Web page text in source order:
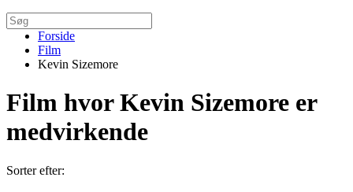
Forside
Film
Kevin Sizemore
Film hvor Kevin Sizemore er
medvirkende
Sorter efter: